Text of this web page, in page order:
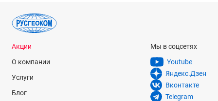
Акции
О компании
Услуги
Блог
Мы в соцсетях
Youtube
Яндекс.Дзен
Вконтакте
Telegram